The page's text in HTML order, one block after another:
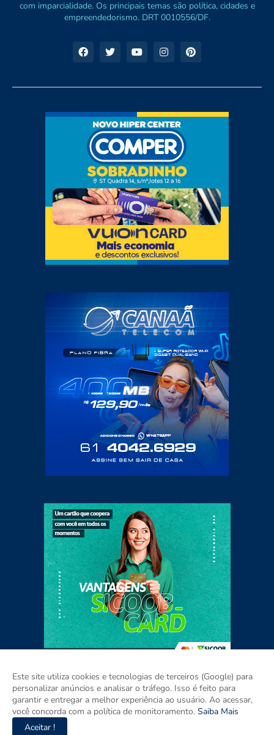
com imparcialidade. Os principais temas são política, cidades e
empreendedorismo. DRT 0010556/DF.
Home Sobre Contato Mídia Kit
Este site utiliza cookies e tecnologias de terceiros (Google) para
personalizar anúncios e analisar o tráfego. Isso é feito para
garantir e entregar a melhor experiência ao usuário. Ao acessar,
você concorda com a política de monitoramento. Saiba Mais
Aceitar !